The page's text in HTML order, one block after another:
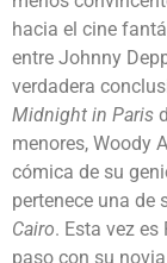
hacia el cine
entre Johnny
verdadera
Midnight in Paris
menores, Woody
cómica de su
pertenece una de
Cairo. Esta vez
paso con su